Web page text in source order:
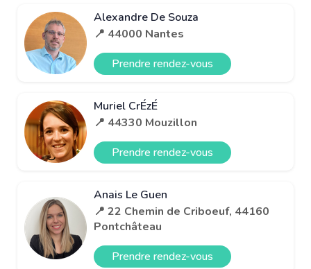
Alexandre De Souza
📍 44000 Nantes
Prendre rendez-vous
Muriel CrÉzÉ
📍 44330 Mouzillon
Prendre rendez-vous
Anais Le Guen
📍 22 Chemin de Criboeuf, 44160
Pontchâteau
Prendre rendez-vous